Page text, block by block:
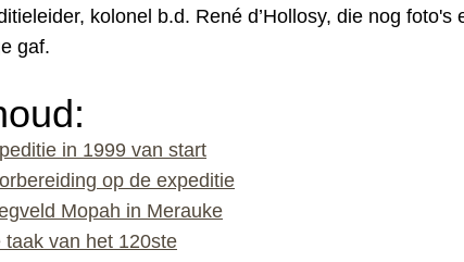
kolonel b.d. René d’Hollosy, die nog
gaf.
in 1999 van start
op de expeditie
Mopah in Merauke
taak van het 120ste